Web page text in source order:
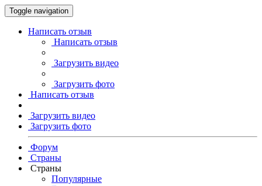
Toggle navigation
Написать отзыв
Написать отзыв
Загрузить видео
Загрузить фото
Написать отзыв
Загрузить видео
Загрузить фото
Форум
Страны
Страны
Популярные